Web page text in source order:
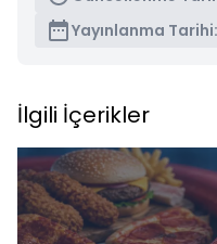
Yayınlanma Tarihi:
İlgili İçerikler